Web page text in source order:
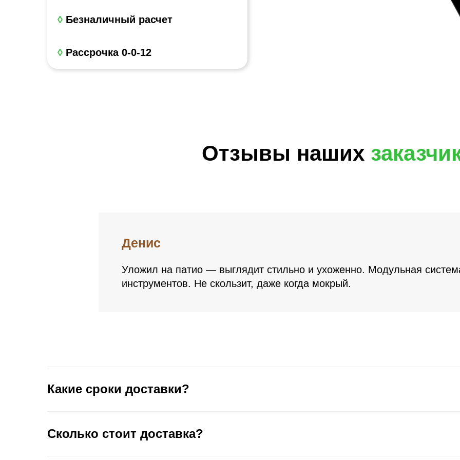
◊ Безналичный расчет
◊ Рассрочка 0-0-12
Отзывы наших
Денис
Уложил на патио — выглядит стильно и ухоженно. Модульная
инструментов. Не скользит, даже когда мокрый.
Какие сроки доставки?
Сколько стоит доставка?